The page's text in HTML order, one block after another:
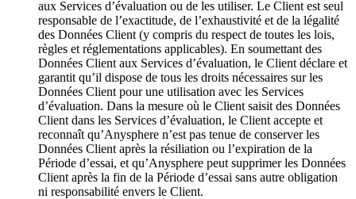
aux Services d’évaluation ou de les utiliser. Le Client est seul
responsable de l’exactitude, de l’exhaustivité et de la légalité
des Données Client (y compris du respect de toutes les lois,
règles et réglementations applicables). En soumettant des
Données Client aux Services d’évaluation, le Client déclare et
garantit qu’il dispose de tous les droits nécessaires sur les
Données Client pour une utilisation avec les Services
d’évaluation. Dans la mesure où le Client saisit des Données
Client dans les Services d’évaluation, le Client accepte et
reconnaît qu’Anysphere n’est pas tenue de conserver les
Données Client après la résiliation ou l’expiration de la
Période d’essai, et qu’Anysphere peut supprimer les Données
Client après la fin de la Période d’essai sans autre obligation
ni responsabilité envers le Client.